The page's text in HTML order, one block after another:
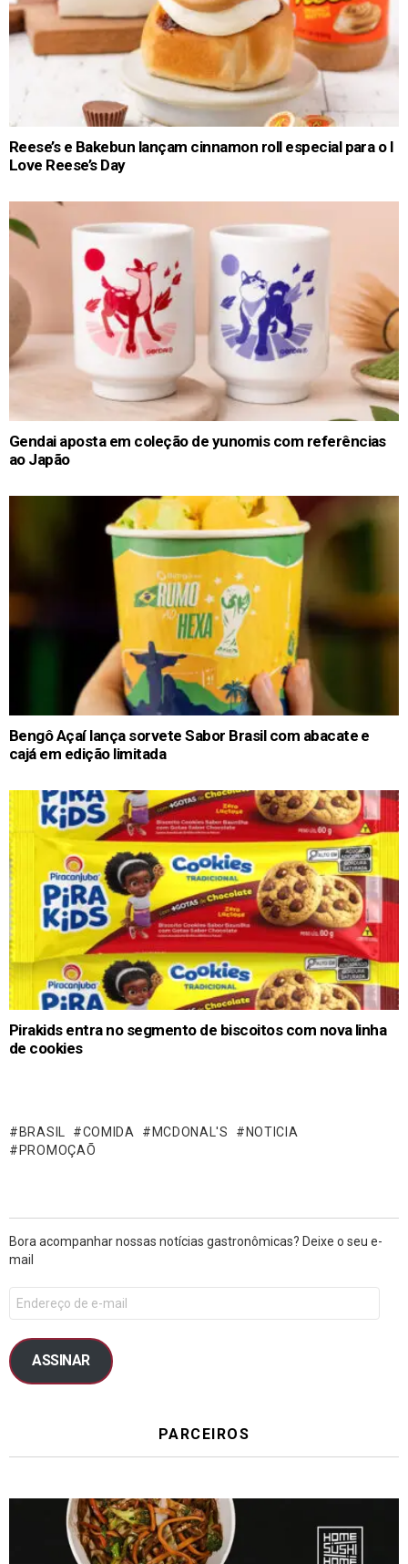
Reese’s e Bakebun lançam cinnamon roll especial para o I
Love Reese’s Day
Gendai aposta em coleção de yunomis com referências
ao Japão
Bengô Açaí lança sorvete Sabor Brasil com abacate e
cajá em edição limitada
Pirakids entra no segmento de biscoitos com nova linha
de cookies
BRASIL COMIDA MCDONAL'S
NOTICIA
PROMOÇAÕ
Bora acompanhar nossas notícias gastronômicas? Deixe o seu e-
mail
ASSINAR
PARCEIROS